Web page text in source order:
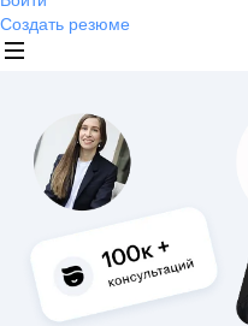
Создать резюме